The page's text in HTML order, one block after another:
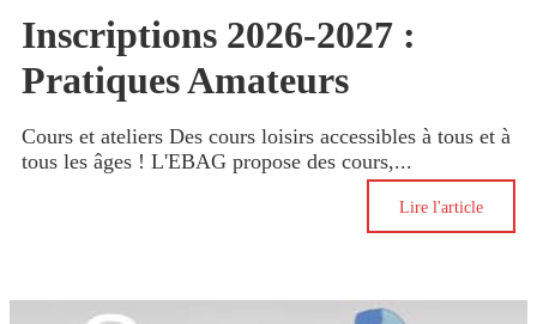
Inscriptions 2026-2027 :
Pratiques Amateurs
Cours et ateliers Des cours loisirs accessibles à tous et à
tous les âges ! L'EBAG propose des cours,...
Lire l'article